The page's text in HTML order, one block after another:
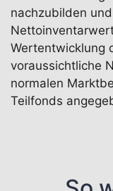
nachzubilden
Wertentwicklung
voraussichtliche
normalen
Teilfonds